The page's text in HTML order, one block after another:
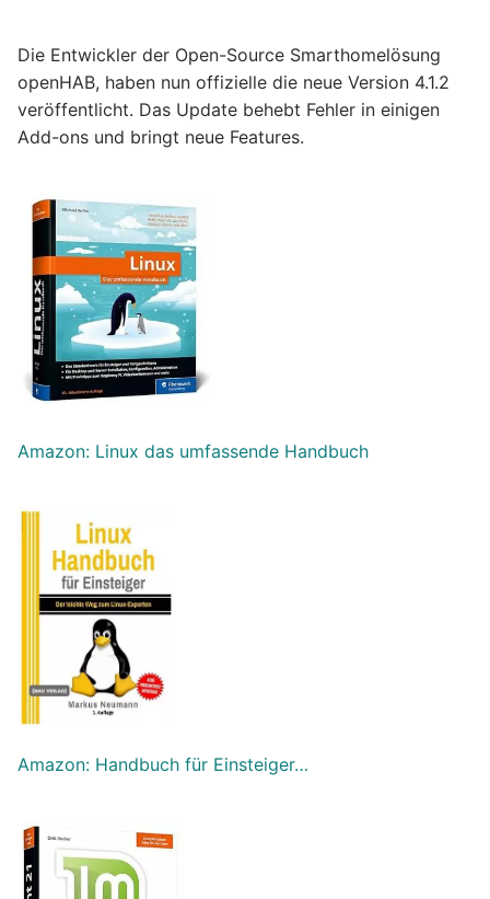
Die Entwickler der Open-Source Smarthomelösung
openHAB, haben nun offizielle die neue Version 4.1.2
veröffentlicht. Das Update behebt Fehler in einigen
Add-ons und bringt neue Features.
Amazon: Linux das umfassende Handbuch
Amazon: Handbuch für Einsteiger…